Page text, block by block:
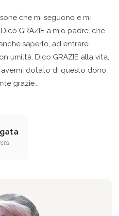
che mi seguono e mi
GRAZIE a mio padre, che
saperlo, ad entrare
umiltà. Dico GRAZIE alla vita,
dotato di questo dono,
grazie…